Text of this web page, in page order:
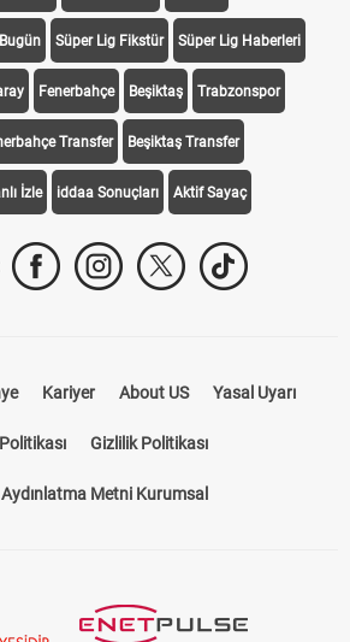
Süper Lig Fikstür Süper Lig Haberleri
Fenerbahçe Beşiktaş Trabzonspor
Transfer Beşiktaş Transfer
İzle iddaa Sonuçları Aktif Sayaç
Kariyer About US Yasal Uyarı
Gizlilik Politikası
Metni Kurumsal